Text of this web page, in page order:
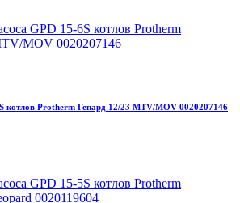
котлов Protherm Гепард 12/23 MTV/MOV 0020207146